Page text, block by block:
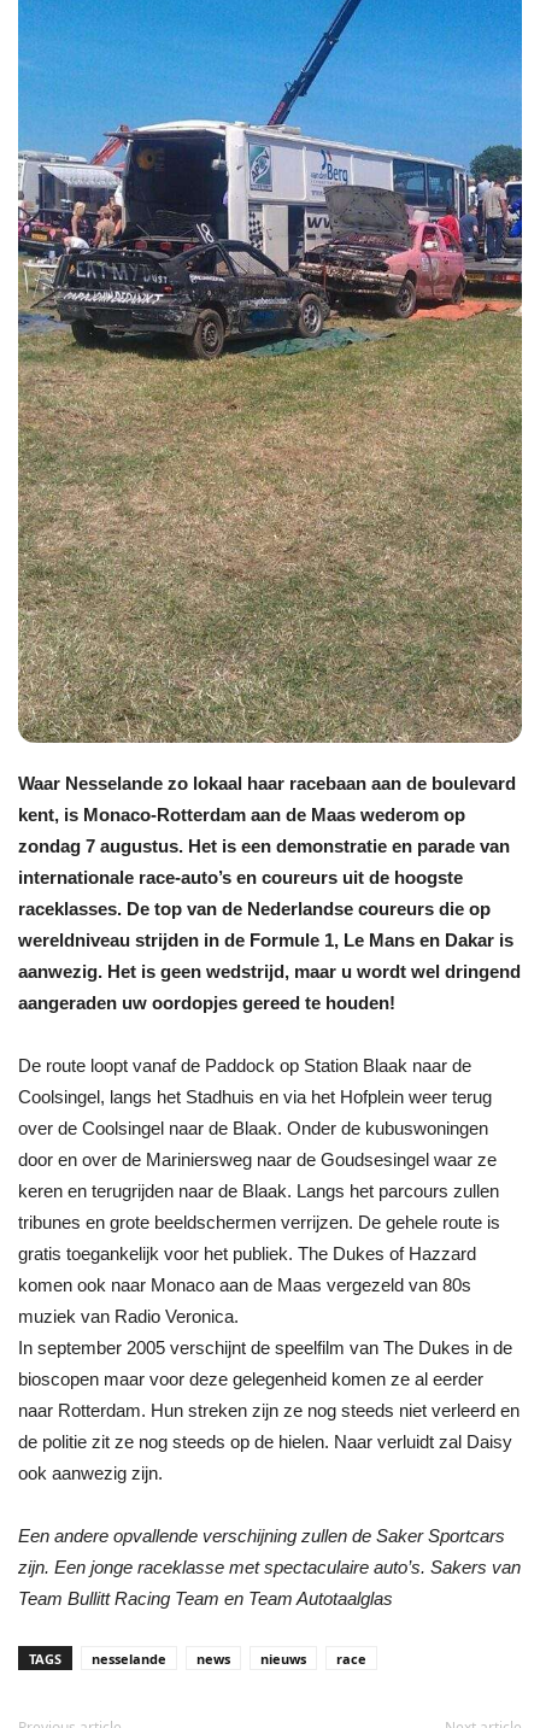
Waar Nesselande zo lokaal haar racebaan aan de boulevard
kent, is Monaco-Rotterdam aan de Maas wederom op
zondag 7 augustus. Het is een demonstratie en parade van
internationale race-auto’s en coureurs uit de hoogste
raceklasses. De top van de Nederlandse coureurs die op
wereldniveau strijden in de Formule 1, Le Mans en Dakar is
aanwezig. Het is geen wedstrijd, maar u wordt wel dringend
aangeraden uw oordopjes gereed te houden!
De route loopt vanaf de Paddock op Station Blaak naar de
Coolsingel, langs het Stadhuis en via het Hofplein weer terug
over de Coolsingel naar de Blaak. Onder de kubuswoningen
door en over de Mariniersweg naar de Goudsesingel waar ze
keren en terugrijden naar de Blaak. Langs het parcours zullen
tribunes en grote beeldschermen verrijzen. De gehele route is
gratis toegankelijk voor het publiek. The Dukes of Hazzard
komen ook naar Monaco aan de Maas vergezeld van 80s
muziek van Radio Veronica.
In september 2005 verschijnt de speelfilm van The Dukes in de
bioscopen maar voor deze gelegenheid komen ze al eerder
naar Rotterdam. Hun streken zijn ze nog steeds niet verleerd en
de politie zit ze nog steeds op de hielen. Naar verluidt zal Daisy
ook aanwezig zijn.
Een andere opvallende verschijning zullen de Saker Sportcars
zijn. Een jonge raceklasse met spectaculaire auto’s. Sakers van
Team Bullitt Racing Team en Team Autotaalglas
TAGS nesselande news nieuws race